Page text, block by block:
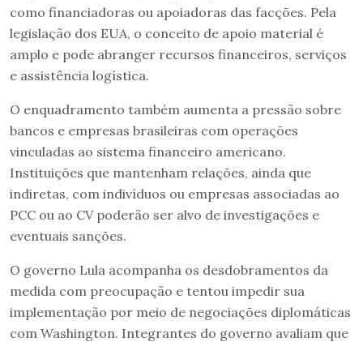
como financiadoras ou apoiadoras das facções. Pela
legislação dos EUA, o conceito de apoio material é
amplo e pode abranger recursos financeiros, serviços
e assistência logística.
O enquadramento também aumenta a pressão sobre
bancos e empresas brasileiras com operações
vinculadas ao sistema financeiro americano.
Instituições que mantenham relações, ainda que
indiretas, com indivíduos ou empresas associadas ao
PCC ou ao CV poderão ser alvo de investigações e
eventuais sanções.
O governo Lula acompanha os desdobramentos da
medida com preocupação e tentou impedir sua
implementação por meio de negociações diplomáticas
com Washington. Integrantes do governo avaliam que